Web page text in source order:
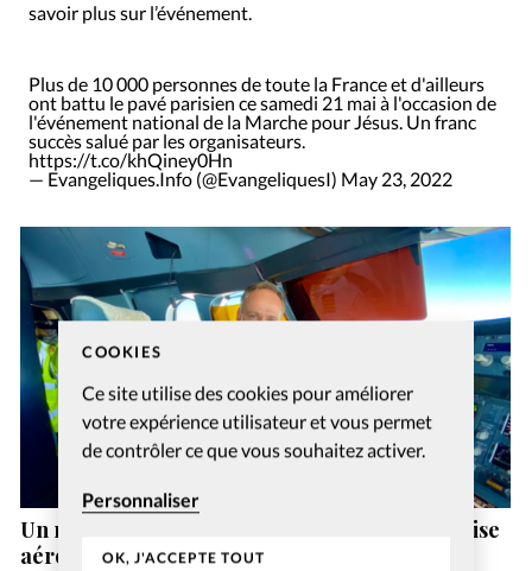
COOKIES
Ce site utilise des cookies pour améliorer
votre expérience utilisateur et vous permet
de contrôler ce que vous souhaitez activer.
Personnaliser
OK, J'ACCEPTE TOUT
savoir plus sur l’événement.
Plus de 10 000 personnes de toute la France et d'ailleurs
ont battu le pavé parisien ce samedi 21 mai à l'occasion de
l'événement national de la Marche pour Jésus. Un franc
succès salué par les organisateurs.
https://t.co/khQiney0Hn
— Evangeliques.Info (@EvangeliquesI) May 23, 2022
Un nouveau directeur général pour l’entreprise
aéronautique chrétienne MAF Suisse